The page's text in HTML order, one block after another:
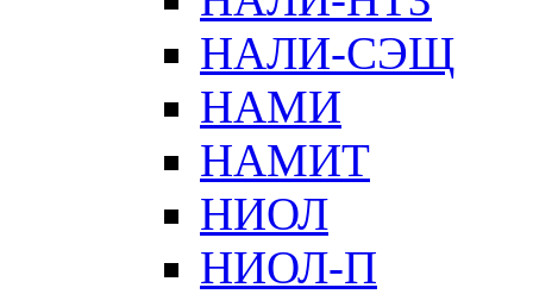
НАЛИ-СЭЩ
НАМИ
НАМИТ
НИОЛ
НИОЛ-П